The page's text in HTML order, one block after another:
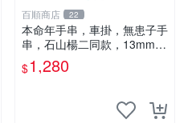
百順商店 22
本命年手串，車掛，無患子手
串，石山楊二同款，13mm左
右精挑極品無患子手串，無患
子、木患子、鬼見愁、菩提
$1,280